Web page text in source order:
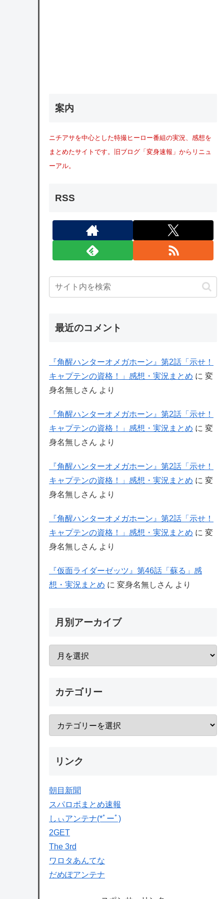
案内
ニチアサを中心とした特撮ヒーロー番組の実況、感想を
まとめたサイトです。旧ブログ「変身速報」からリニュ
ーアル。
RSS
最近のコメント
『角醒ハンターオメガホーン』第2話「示せ！
キャプテンの資格！」感想・実況まとめ に 変
身名無しさん より
『角醒ハンターオメガホーン』第2話「示せ！
キャプテンの資格！」感想・実況まとめ に 変
身名無しさん より
『角醒ハンターオメガホーン』第2話「示せ！
キャプテンの資格！」感想・実況まとめ に 変
身名無しさん より
『角醒ハンターオメガホーン』第2話「示せ！
キャプテンの資格！」感想・実況まとめ に 変
身名無しさん より
『仮面ライダーゼッツ』第46話「蘇る」感
想・実況まとめ に 変身名無しさん より
月別アーカイブ
カテゴリー
リンク
朝目新聞
スパロボまとめ速報
しぃアンテナ(*ﾟーﾟ)
2GET
The 3rd
ワロタあんてな
だめぽアンテナ